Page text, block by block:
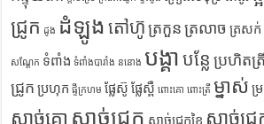
ជ្រូក ដូង ដំឡូង តៅហ៊ូ ត្រកួន ត្រលាច ត្រសក់
សណ្តែក ទំពាំង ទំពាំងបារាំង ននោង បង្គា បន្លែ ប្រហិតត្រី
ជ្រូក ប្រហុក ផ្ទីក្រហម ផ្លែស៊ូ ផ្លែស្ពឺ ពោះគោ ពោះត្រី ម្នាស់ ម្
សាច់គោ សាច់ជ្រូក សាច់ជ្រូកខ្វៃ សាច់ជ្រូ